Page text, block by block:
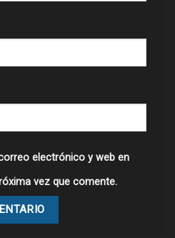
electrónico y web en
vez que comente.